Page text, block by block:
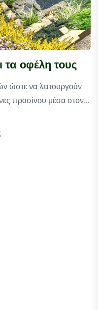
τα οφέλη τους
ώστε να λειτουργούν
πρασίνου μέσα στον...